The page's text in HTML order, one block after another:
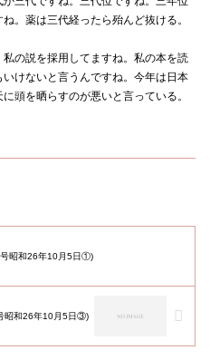
。薬は三代経ったら殆んど抜ける。
の説を採用してますね。私の本を読
けないと言うんですね。今年は日本
頭を晒らすのが悪いと言っている。
号昭和26年10月5日①)
昭和26年10月5日③)